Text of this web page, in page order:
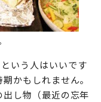
いう人はいいです
かもしれません。
し物（最近の忘年